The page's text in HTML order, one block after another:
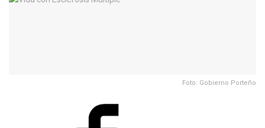
Foto: Gobierno Porteño